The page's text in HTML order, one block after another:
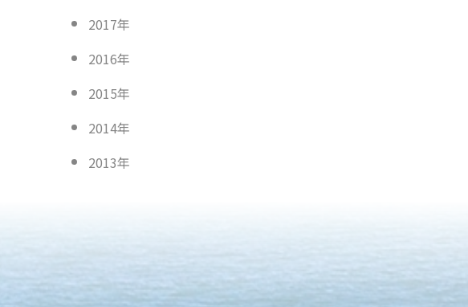
2017年
2016年
2015年
2014年
2013年